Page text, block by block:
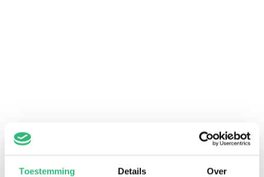
Toestemming Details Over